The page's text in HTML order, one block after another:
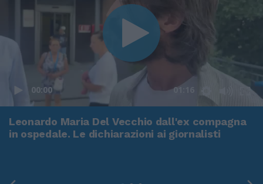
00:00 01:16
Leonardo Maria Del Vecchio dall'ex compagna
in ospedale. Le dichiarazioni ai giornalisti